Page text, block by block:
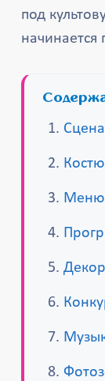
под
начинается
Меню
Декор